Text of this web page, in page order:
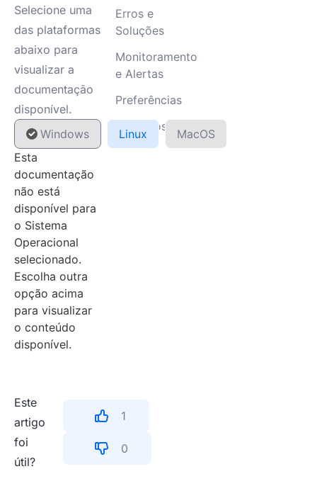
Erros e
Soluções
Monitoramento
e Alertas
Preferências
Utilitários
Selecione uma
das plataformas
abaixo para
visualizar a
documentação
disponível.
Windows
Linux
MacOS
Esta
documentação
não está
disponível para
o Sistema
Operacional
selecionado.
Escolha outra
opção acima
para visualizar
o conteúdo
disponível.
Este
artigo
foi
útil?
1
0